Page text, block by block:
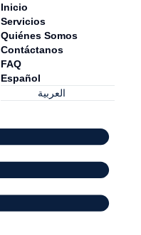
Inicio
Servicios
Quiénes Somos
Contáctanos
FAQ
Español
العربية